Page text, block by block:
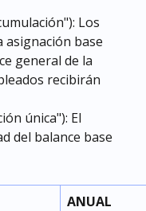
Los
asignación base
general de la
recibirán
única"): El
del balance base
ANUAL